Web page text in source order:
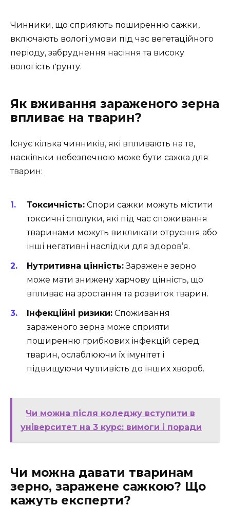
Чинники, що сприяють поширенню сажки,
включають вологі умови під час вегетаційного
періоду, забруднення насіння та високу
вологість ґрунту.
Як вживання зараженого зерна
впливає на тварин?
Існує кілька чинників, які впливають на те,
наскільки небезпечною може бути сажка для
тварин:
Токсичність: Спори сажки можуть містити
токсичні сполуки, які під час споживання
тваринами можуть викликати отруєння або
інші негативні наслідки для здоров’я.
Нутритивна цінність:Заражене зерно
може мати знижену харчову цінність, що
впливає на зростання та розвиток тварин.
Інфекційні ризики: Споживання
зараженого зерна може сприяти
поширенню грибкових інфекцій серед
тварин, ослаблюючи їх імунітет і
підвищуючи чутливість до інших хвороб.
Чи можна після коледжу вступити в
університет на 3 курс: вимоги і поради
Чи можна давати тваринам
зерно, заражене сажкою? Що
кажуть експерти?